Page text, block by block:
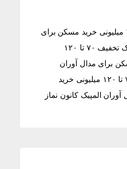
تخفیف ۷۰ تا ۱۲۰ میلیونی خرید مسکن برای
مدال آوران المپیک تخفیف ۷۰ تا ۱۲۰
برای مدال آوران
المپیک تخفیف ۷۰ تا ۱۲۰ میلیونی خرید
المپیک کانون نماز